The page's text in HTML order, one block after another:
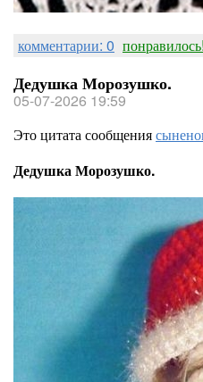
комментарии: 0 понравилось!
Дедушка Морозушко.
05-07-2026 19:59
Это цитата сообщения
Дедушка Морозушко.